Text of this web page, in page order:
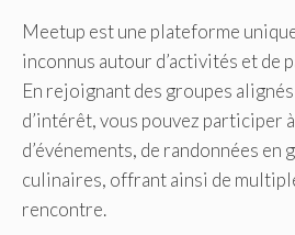
Meetup est une plateforme
inconnus autour d’activités et de
En rejoignant des groupes
d’intérêt, vous pouvez participer
d’événements, de randonnées en
culinaires, offrant ainsi de
rencontre.